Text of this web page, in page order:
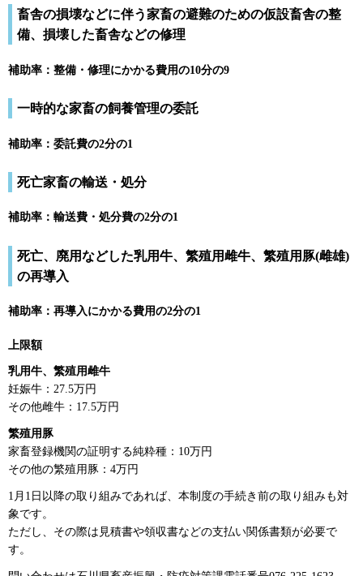
畜舎の損壊などに伴う家畜の避難のための仮設畜舎の整
備、損壊した畜舎などの修理
補助率：整備・修理にかかる費用の10分の9
一時的な家畜の飼養管理の委託
補助率：委託費の2分の1
死亡家畜の輸送・処分
補助率：輸送費・処分費の2分の1
死亡、廃用などした乳用牛、繁殖用雌牛、繁殖用豚(雌雄)
の再導入
補助率：再導入にかかる費用の2分の1
上限額
乳用牛、繁殖用雌牛
妊娠牛：27.5万円
その他雌牛：17.5万円
繁殖用豚
家畜登録機関の証明する純粋種：10万円
その他の繁殖用豚：4万円
1月1日以降の取り組みであれば、本制度の手続き前の取り組みも対
象です。
ただし、その際は見積書や領収書などの支払い関係書類が必要で
す。